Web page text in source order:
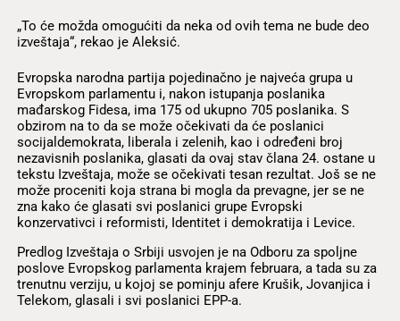
„To će možda omogućiti da neka od ovih tema ne bude deo
izveštaja“, rekao je Aleksić.
Evropska narodna partija pojedinačno je najveća grupa u
Evropskom parlamentu i, nakon istupanja poslanika
mađarskog Fidesa, ima 175 od ukupno 705 poslanika. S
obzirom na to da se može očekivati da će poslanici
socijaldemokrata, liberala i zelenih, kao i određeni broj
nezavisnih poslanika, glasati da ovaj stav člana 24. ostane u
tekstu Izveštaja, može se očekivati tesan rezultat. Još se ne
može proceniti koja strana bi mogla da prevagne, jer se ne
zna kako će glasati svi poslanici grupe Evropski
konzervativci i reformisti, Identitet i demokratija i Levice.
Predlog Izveštaja o Srbiji usvojen je na Odboru za spoljne
poslove Evropskog parlamenta krajem februara, a tada su za
trenutnu verziju, u kojoj se pominju afere Krušik, Jovanjica i
Telekom, glasali i svi poslanici EPP-a.